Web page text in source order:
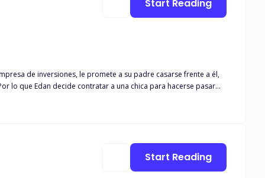
de inversiones, le promete a su padre casarse frente a él,
lo que Edan decide contratar a una chica para hacerse pasar
joven hermosa y humilde, quien tiene a su madre hospitalizada
y tóxica, el que su novio se haya casado con otra mujer?
Start Reading
Start Reading